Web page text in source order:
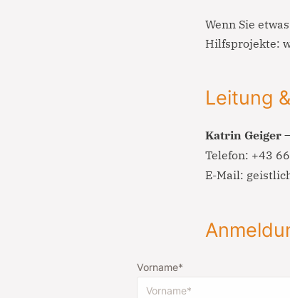
Wenn Sie
Hilfsprojekte:
Leitung
Katrin Geiger
Telefon: +43
E-Mail:
Vorname